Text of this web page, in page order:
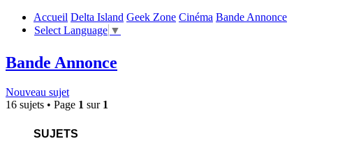
Accueil Delta Island Geek Zone Cinéma Bande Annonce
Select Language ▼
Bande Annonce
Nouveau sujet
16 sujets • Page 1 sur 1
SUJETS